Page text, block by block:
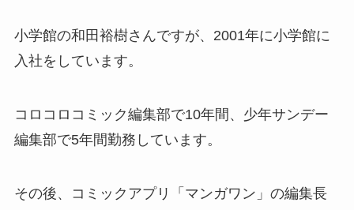
小学館の和田裕樹さんですが、2001年に小学館に
入社をしています。
コロコロコミック編集部で10年間、少年サンデー
編集部で5年間勤務しています。
その後、コミックアプリ「マンガワン」の編集長